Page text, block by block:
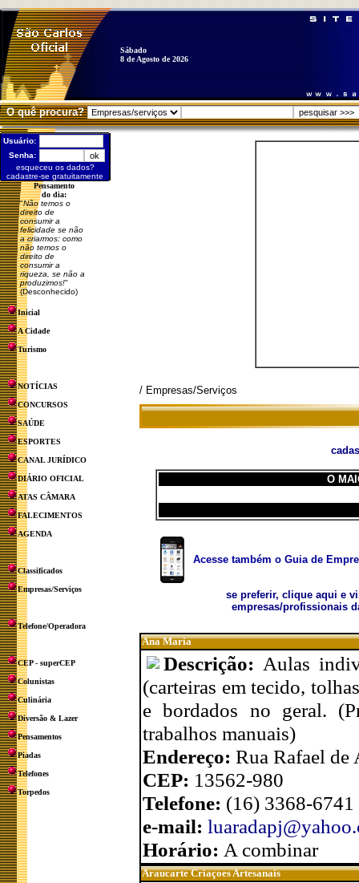
Sábado
8 de Agosto de 2026
O quê procura?
Usuário:
Senha:
esqueceu os dados?
cadastre-se gratuitamente
Pensamento
do dia:
"Não temos o
direito de
consumir a
felicidade se não
a criarmos: como
não temos o
direito de
consumir a
riqueza, se não a
produzimos!"
(Desconhecido)
Inicial
A Cidade
Turismo
NOTÍCIAS
CONCURSOS
SAÚDE
ESPORTES
CANAL JURÍDICO
DIÁRIO OFICIAL
ATAS CÂMARA
FALECIMENTOS
AGENDA
Classificados
Empresas/Serviços
Telefone/Operadora
CEP - superCEP
Colunistas
Culinária
Diversão & Lazer
Pensamentos
Piadas
Telefones
Torpedos
/ Empresas/Serviços
O
Acesse também o Guia de
se preferir, clique aqui e
empresas/profissionais
Ana Maria
Descrição: Aulas
(carteiras em tecido,
e bordados no geral.
trabalhos manuais)
Endereço: Rua Rafael
CEP: 13562-980
Telefone: (16) 3368-
e-mail:
Horário: A combinar
Araucarte Criaçoes Artesanais